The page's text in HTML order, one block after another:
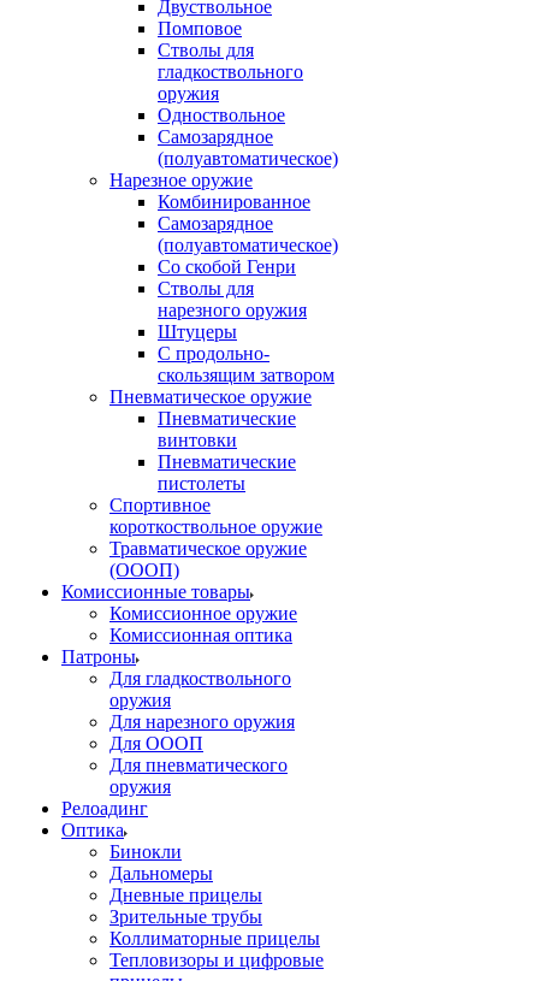
Двуствольное
Помповое
Стволы для
гладкоствольного
оружия
Одноствольное
Самозарядное
(полуавтоматическое)
Нарезное оружие
Комбинированное
Самозарядное
(полуавтоматическое)
Со скобой Генри
Стволы для
нарезного оружия
Штуцеры
С продольно-
скользящим затвором
Пневматическое оружие
Пневматические
винтовки
Пневматические
пистолеты
Спортивное
короткоствольное оружие
Травматическое оружие
(ОООП)
Комиссионные товары
Комиссионное оружие
Комиссионная оптика
Патроны
Для гладкоствольного
оружия
Для нарезного оружия
Для ОООП
Для пневматического
оружия
Релоадинг
Оптика
Бинокли
Дальномеры
Дневные прицелы
Зрительные трубы
Коллиматорные прицелы
Тепловизоры и цифровые